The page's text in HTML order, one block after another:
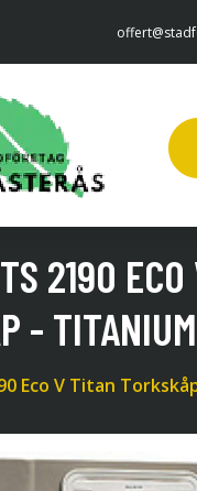
2190
- TITANIUM
Eco V Titan